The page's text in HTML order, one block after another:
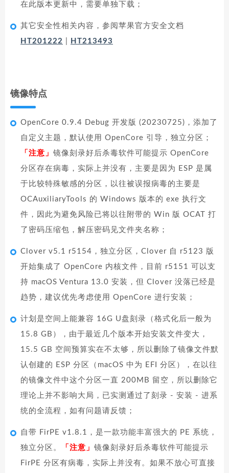
在此版本更新中，需要单独下载；
其它安全性相关内容，参阅苹果官方安全文档
HT201222
HT213493
镜像特点
OpenCore 0.9.4 Debug 开发版 (20230725)，添加了
自定义主题，默认使用 OpenCore 引导，独立分区；
「注意」 镜像刻录好后杀毒软件可能提示 OpenCore
分区存在病毒，实际上并没有，主要是因为 ESP 是属
于比较特殊敏感的分区，以往被误报病毒的主要是
OCAuxiliaryTools 的 Windows 版本的 exe 执行文
件，因此为避免风险已将以往附带的 Win 版 OCAT 打
了密码压缩包，解压密码见文件夹名称；
Clover v5.1 r5154，独立分区，Clover 自 r5123 版
开始集成了 OpenCore 内核文件，目前 r5151 可以支
持 macOS Ventura 13.0 安装，但 Clover 没落已经是
趋势，建议优先考虑使用 OpenCore 进行安装；
计划是空间上能兼容 16G U盘刻录（格式化后一般为
15.8 GB），由于最近几个版本开始安装文件变大，
15.5 GB 空间预算实在不太够，所以删除了镜像文件默
认创建的 ESP 分区（macOS 中为 EFI 分区），在以往
的镜像文件中这个分区一直 200MB 留空，所以删除它
理论上并不影响大局，已实测通过了刻录 - 安装 - 进系
统的全流程，如有问题请反馈；
自带 FirPE v1.8.1，是一款功能丰富强大的 PE 系统，
独立分区。
「注意」 镜像刻录好后杀毒软件可能提示
FirPE 分区有病毒，实际上并没有。如果不放心可直接